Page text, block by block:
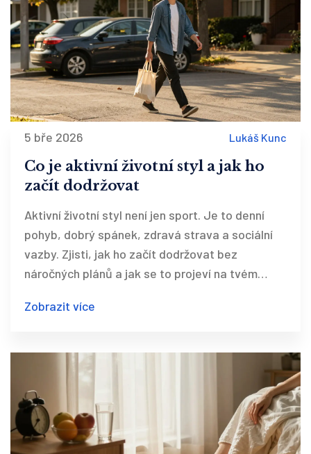
5 bře 2026 Lukáš Kunc
Co je aktivní životní styl a jak ho
začít dodržovat
Aktivní životní styl není jen sport. Je to denní
pohyb, dobrý spánek, zdravá strava a sociální
vazby. Zjisti, jak ho začít dodržovat bez
náročných plánů a jak se to projeví na tvém
Zobrazit více